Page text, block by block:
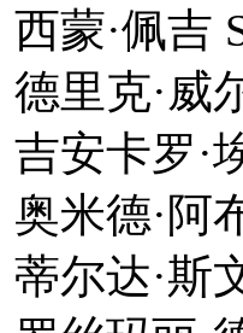
吉
尔逊
埃斯波
布塔
文顿